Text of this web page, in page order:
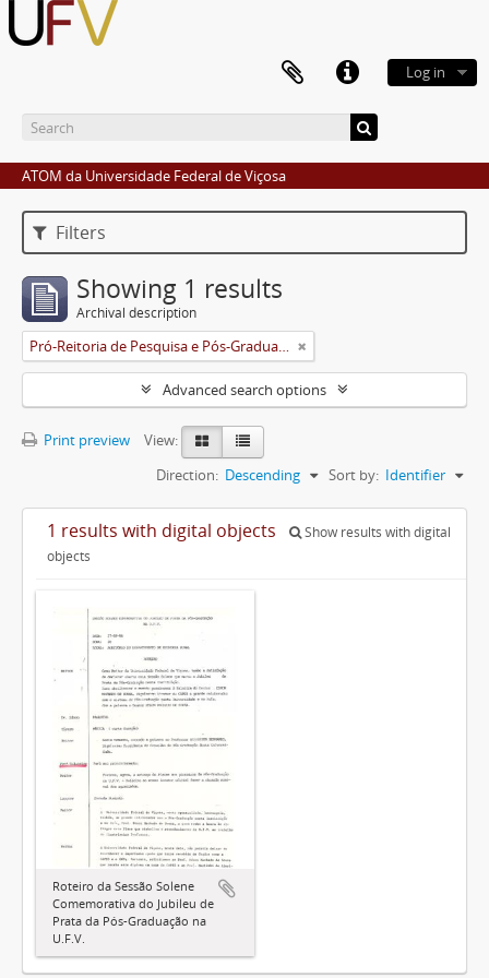
Log in
ATOM da Universidade Federal de Viçosa
Filters
Showing 1 results
Archival description
Pró-Reitoria de Pesquisa e Pós-Graduação
Advanced search options
Print preview
View:
Sort by: Identifier
Direction: Descending
1 results with digital objects
Show results with digital
objects
Roteiro da Sessão Solene
Comemorativa do Jubileu de
Prata da Pós-Graduação na
U.F.V.